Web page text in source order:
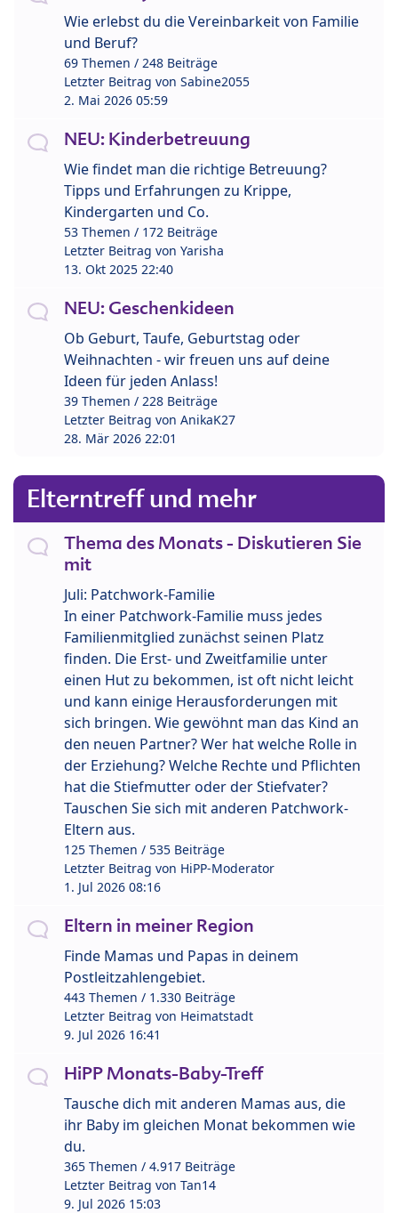
Wie erlebst du die Vereinbarkeit von Familie
und Beruf?
69 Themen / 248 Beiträge
Letzter Beitrag von Sabine2055
2. Mai 2026 05:59
NEU: Kinderbetreuung
Wie findet man die richtige Betreuung?
Tipps und Erfahrungen zu Krippe,
Kindergarten und Co.
53 Themen / 172 Beiträge
Letzter Beitrag von Yarisha
13. Okt 2025 22:40
NEU: Geschenkideen
Ob Geburt, Taufe, Geburtstag oder
Weihnachten - wir freuen uns auf deine
Ideen für jeden Anlass!
39 Themen / 228 Beiträge
Letzter Beitrag von AnikaK27
28. Mär 2026 22:01
Elterntreff und mehr
Thema des Monats - Diskutieren Sie
mit
Juli: Patchwork-Familie
In einer Patchwork-Familie muss jedes
Familienmitglied zunächst seinen Platz
finden. Die Erst- und Zweitfamilie unter
einen Hut zu bekommen, ist oft nicht leicht
und kann einige Herausforderungen mit
sich bringen. Wie gewöhnt man das Kind an
den neuen Partner? Wer hat welche Rolle in
der Erziehung? Welche Rechte und Pflichten
hat die Stiefmutter oder der Stiefvater?
Tauschen Sie sich mit anderen Patchwork-
Eltern aus.
125 Themen / 535 Beiträge
Letzter Beitrag von HiPP-Moderator
1. Jul 2026 08:16
Eltern in meiner Region
Finde Mamas und Papas in deinem
Postleitzahlengebiet.
443 Themen / 1.330 Beiträge
Letzter Beitrag von Heimatstadt
9. Jul 2026 16:41
HiPP Monats-Baby-Treff
Tausche dich mit anderen Mamas aus, die
ihr Baby im gleichen Monat bekommen wie
du.
365 Themen / 4.917 Beiträge
Letzter Beitrag von Tan14
9. Jul 2026 15:03